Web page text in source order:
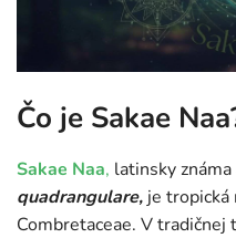
Čo je Sakae
Sakae Naa, latinsky známa
quadrangulare, je tropická
Combretaceae. V tradičnej